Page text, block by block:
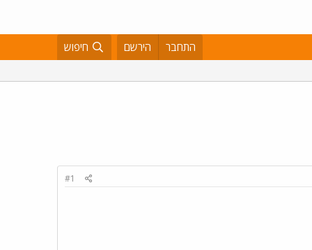
התחבר הירשם חיפוש
#1